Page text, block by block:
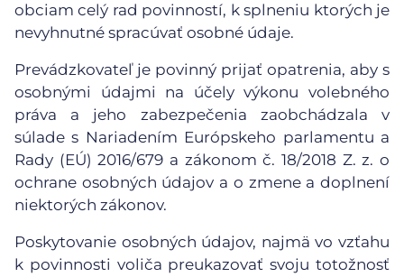
obciam celý rad povinností, k splneniu ktorých je
nevyhnutné spracúvať osobné údaje.
Prevádzkovateľ je povinný prijať opatrenia, aby s
osobnými údajmi na účely výkonu volebného
práva a jeho zabezpečenia zaobchádzala v
súlade s Nariadením Európskeho parlamentu a
Rady (EÚ) 2016/679 a zákonom č. 18/2018 Z. z. o
ochrane osobných údajov a o zmene a doplnení
niektorých zákonov.
Poskytovanie osobných údajov, najmä vo vzťahu
k povinnosti voliča preukazovať svoju totožnosť